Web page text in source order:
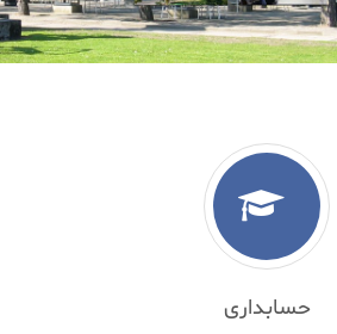
حسابداری